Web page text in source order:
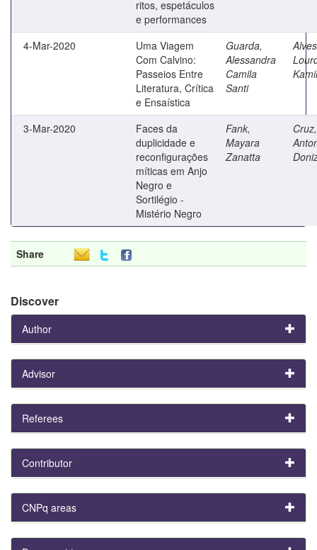
ritos, espetáculos
e performances
4-Mar-2020
Uma Viagem
Com Calvino:
Passeios Entre
Literatura, Crítica
e Ensaística
Guarda,
Alessandra
Camila
Santi
3-Mar-2020
Faces da
duplicidade e
reconfigurações
míticas em Anjo
Negro e
Sortilégio -
Mistério Negro
Fank,
Mayara
Zanatta
Cruz,
Share
Discover
Author
Advisor
Referees
Contributor
CNPq areas